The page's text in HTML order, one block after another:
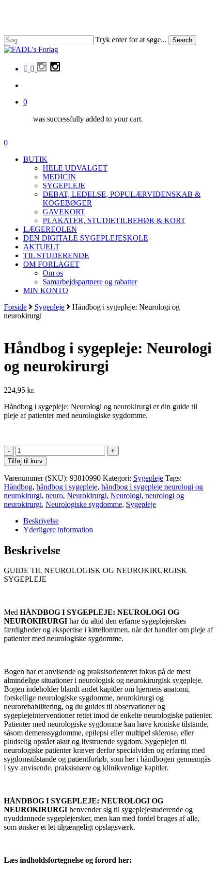
content
Tryk enter for at søge... Search
Close
facebook
linkedin
instagram
0
was successfully added to your cart.
Menu
search
0
BUTIK
HELE UDVALGET
MEDICIN
SYGEPLEJE
DEBAT, LEDELSE, POPULÆRVIDENSKAB &
KOGEBØGER
GAVEKORT
PLAKATER, STUDIETILBEHØR & KORT
LÆGEREOLEN
DEN DIGITALE SYGEPLEJESKOLE
AKTUELT
TIL STUDERENDE
OM FORLAGET
Om os
Samarbejdspartnere og rabatter
MIN KONTO
Forside
Sygepleje
Håndbog i sygepleje: Neurologi og
neurokirurgi
Håndbog i sygepleje: Neurologi
og neurokirurgi
224,95 kr.
Håndbog i sygepleje: Neurologi og neurokirurgi er din guide til
pleje af patienter med neurologiske sygdomme.
Håndbog
i
sygepleje:
Neurologi
og
neurokirurgi
antal
Tilføj til kurv
Varenummer (SKU): 93810990 Kategori: Sygepleje Tags:
Håndbog, håndbog i sygepleje, håndbog i sygepleje neurologi og
neurokirurgi, neuro, Neurokirurgi, Neurologi, neurologi og
neurokirurgi, Neurologiske sygdomme, Sygepleje
Beskrivelse
Yderligere information
Beskrivelse
GUIDE TIL NEUROLOGISK OG NEUROKIRURGISK
SYGEPLEJE
Med HÅNDBOG I SYGEPLEJE: NEUROLOGI OG
NEUROKIRURGI har du altid den erfarne sygeplejerskes
færdigheder og ekspertise i kittellommen, når det handler om pleje af
patienter med neurologiske sygdomme.
Bogen har et anvisende og praksisorienteret fokus på de mest
almindelige situationer i neurologisk og neurokirurgisk sygepleje.
Bogen indeholder blandt andet kapitler om hjernens anatomi,
forskellige neurologiske sygdomme, neurokirurgi og
neurorehabilitering, og du guides til observationer og
sygeplejeinterventioner rettet imod de enkelte neurologiske patienter.
Patienter med neurologiske sygdomme kan have kroniske tilstande,
såsom demenssygdomme, epilepsi eller multipel sklerose, eller
pludselig opstået akut og livstruende sygdom. Sygeplejen til
neurologiske patienter kræver derfor specialviden og erfaring med
sygdomstilstande og patientforløb, som her i håndbogen gennemgås
i syv anvisende, praksisnære og klinikvenlige kapitler.
HÅNDBOG I SYGEPLEJE: NEUROLOGI OG
NEUROKIRURGI henvender sig til sygeplejestuderende og
nyuddannede sygeplejersker, men kan med fordel bruges af alle,
som ønsker et let tilgængeligt opslagsværk.
Læs indholdsfortegnelse og forord her:
Menu